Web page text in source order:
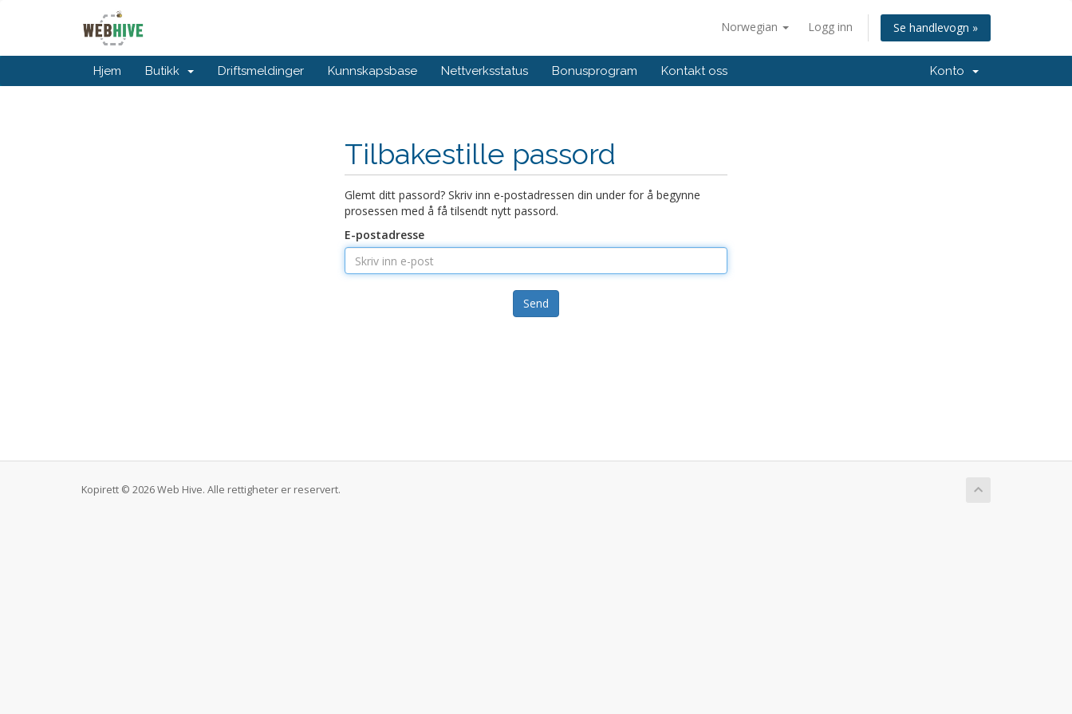
Norwegian Logg inn Se handlevogn »
Hjem Butikk Driftsmeldinger Kunnskapsbase Nettverksstatus Bonusprogram Kontakt oss Konto
Tilbakestille passord
Glemt ditt passord? Skriv inn e-postadressen din under for å begynne
prosessen med å få tilsendt nytt passord.
E-postadresse
Send
Kopirett © 2026 Web Hive. Alle rettigheter er reservert.